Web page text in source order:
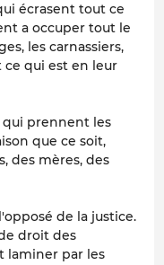
écrasent tout ce
a occuper tout le
les carnassiers,
qui est en leur
qui prennent les
que ce soit,
des mères, des
de la justice.
droit des
laminer par les